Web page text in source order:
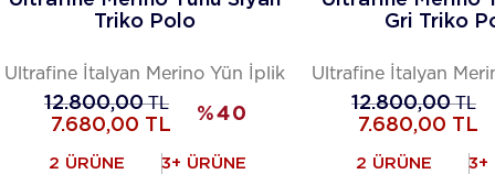
Triko Polo
Ultrafine İtalyan Merino Yün İplik
12.800,00TL
7.680,00 TL
%40
2 ÜRÜNE 3+ ÜRÜNE
Gri Triko
Ultrafine İtalyan
12.800,00TL
7.680,00 TL
2 ÜRÜNE 3+